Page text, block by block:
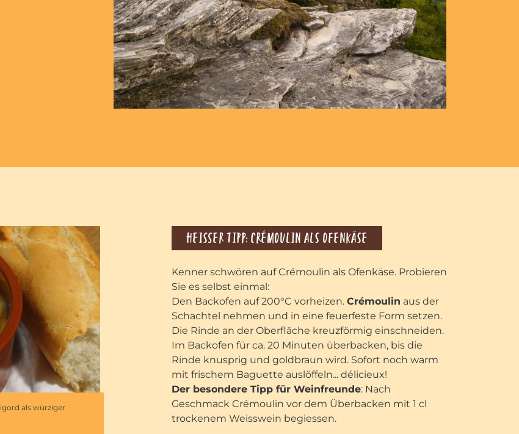
HEISSER TIPP: CRÉMOULIN ALS OFENKÄSE
Kenner schwören auf Crémoulin als Ofenkäse. Probieren
Sie es selbst einmal:
Den Backofen auf 200°C vorheizen. Crémoulin aus der
Schachtel nehmen und in eine feuerfeste Form setzen.
Die Rinde an der Oberfläche kreuzförmig einschneiden.
Im Backofen für ca. 20 Minuten überbacken, bis die
Rinde knusprig und goldbraun wird. Sofort noch warm
mit frischem Baguette auslöffeln... délicieux!
Der besondere Tipp für Weinfreunde: Nach
Geschmack Crémoulin vor dem Überbacken mit 1 cl
trockenem Weisswein begiessen.
als würziger